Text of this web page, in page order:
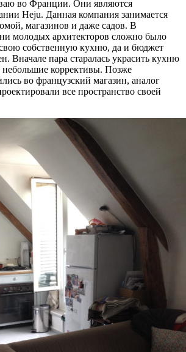
во Франции. Они являются
Heju. Данная компания занимается
магазинов и даже садов. В
молодых архитекторов сложно было
собственную кухню, да и бюджет
Вначале пара старалась украсить кухню
небольшие коррективы. Позже
во французский магазин, аналог
все пространство своей